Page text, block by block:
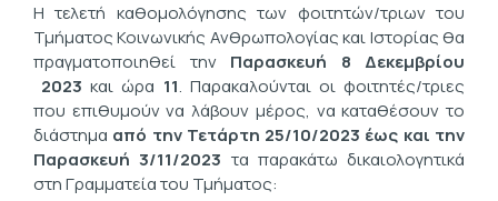
Η τελετή καθομολόγησης των φοιτητών/τριων του
Τμήματος Κοινωνικής Ανθρωπολογίας και Ιστορίας θα
πραγματοποιηθεί την Παρασκευή 8 Δεκεμβρίου
2023και ώρα 11. Παρακαλούνται οι φοιτητές/τριες
που επιθυμούν να λάβουν μέρος, να καταθέσουν το
διάστημα από την Τετάρτη 25/10/2023 έως και την
Παρασκευή 3/11/2023 τα παρακάτω δικαιολογητικά
στη Γραμματεία του Τμήματος: